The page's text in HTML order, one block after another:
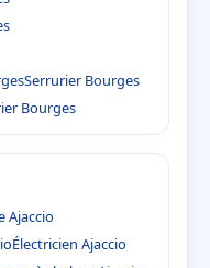
Serrurier Bourges
Bourges
Ajaccio
Électricien Ajaccio